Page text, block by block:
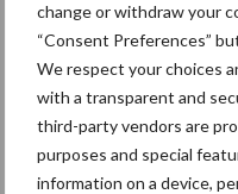
change or withdraw your
“Consent Preferences”
We respect your choices
with a transparent and
third-party vendors are
purposes and special
information on a device,